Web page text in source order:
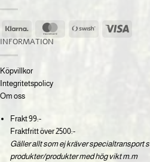
Klarna MasterCardSwish
INFORMATION
Köpvillkor
Integritetspolicy
Om oss
Frakt 99:-
Fraktfritt över 2500:-
Gäller allt som ej kräver specialtransport
produkter/produkter med hög vikt m.m